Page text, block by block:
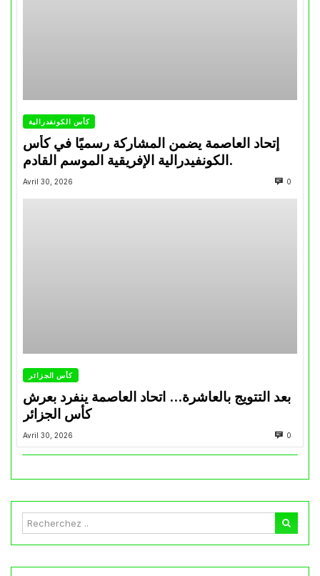
كأس الكونفدرالية
إتحاد العاصمة يضمن المشاركة رسميًا في كأس
الكونفيدرالية الإفريقية الموسم القادم.
Avril 30, 2026 0
كأس الجزائر
بعد التتويج بالعاشرة… اتحاد العاصمة ينفرد بعرش
كأس الجزائر
Avril 30, 2026 0